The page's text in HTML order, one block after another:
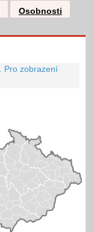
Osobnosti
Pro zobrazení